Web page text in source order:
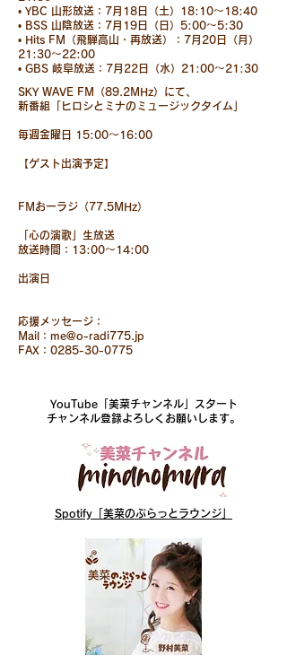
• YBC 山形放送：7月18日（土）18:10～18:40
• BSS 山陰放送：7月19日（日）5:00～5:30
• Hits FM（飛騨高山・再放送）：7月20日（月）
21:30～22:00
• GBS 岐阜放送：7月22日（水）21:00～21:30
SKY WAVE FM（89.2MHz）にて、
新番組「ヒロシとミナのミュージックタイム」
毎週金曜日 15:00〜16:00
【ゲスト出演予定】
FMおーラジ（77.5MHz）
「心の演歌」生放送
放送時間：13:00〜14:00
出演日
応援メッセージ：
Mail：me@o-radi775.jp
FAX：0285-30-0775
YouTube「美菜チャンネル」スタート
チャンネル登録よろしくお願いします。
Spotify「美菜のぷらっとラウンジ」